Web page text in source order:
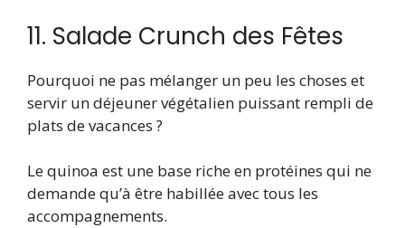
11. Salade Crunch des Fêtes
Pourquoi ne pas mélanger un peu les choses et
servir un déjeuner végétalien puissant rempli de
plats de vacances ?
Le quinoa est une base riche en protéines qui ne
demande qu’à être habillée avec tous les
accompagnements.